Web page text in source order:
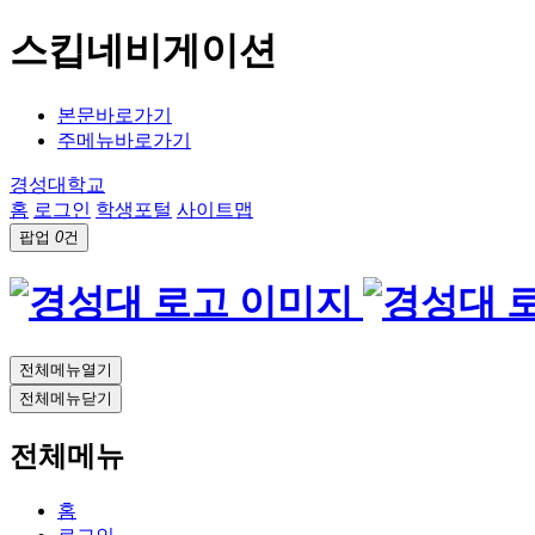
스킵네비게이션
본문바로가기
주메뉴바로가기
경성대학교
홈 로그인 학생포털 사이트맵
팝업 0건
전체메뉴열기
전체메뉴닫기
전체메뉴
홈